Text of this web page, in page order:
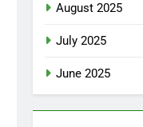
August 2025
July 2025
June 2025